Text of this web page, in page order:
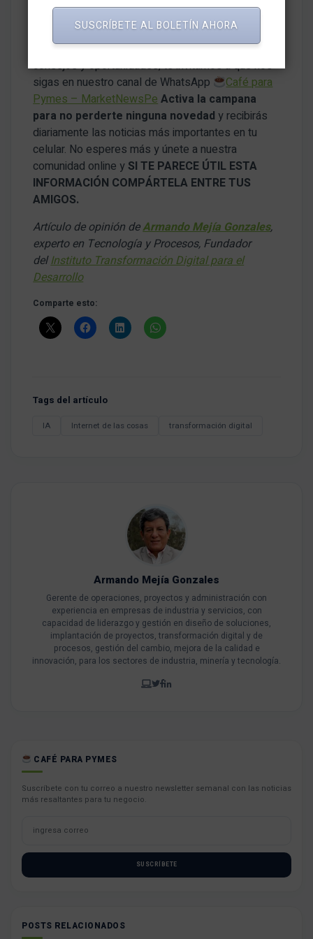
Únete a nuestro Grupo de WhatsApp
Si te gusta el contenido deMARKETNEWS.PE
quieres estar al día de las últimas novedades,
consejos y oportunidades, te invitamos a que nos
sigas en nuestro canal de WhatsApp
Café para
Pymes – MarketNewsPeActiva la campana
para no perderte ninguna novedad y recibirás
diariamente las noticias más importantes en tu
celular. No esperes más y únete a nuestra
comunidad online y SI TE PARECE ÚTIL ESTA
INFORMACIÓN COMPÁRTELA ENTRE TUS
AMIGOS.
Artículo de opinión deArmando Mejía Gonzales,
experto en Tecnología y Procesos, Fundador
delInstituto Transformación Digital para el
Desarrollo
Comparte esto:
Tags del artículo
IA Internet de las cosas transformación digital
Armando Mejía Gonzales
Gerente de operaciones, proyectos y administración con
experiencia en empresas de industria y servicios, con
capacidad de liderazgo y gestión en diseño de soluciones,
implantación de proyectos, transformación digital y de
procesos, gestión del cambio, mejora de la calidad e
innovación, para los sectores de industria, minería y tecnología.
CAFÉ PARA PYMES
Suscríbete con tu correo a nuestro newsletter semanal con las noticias
más resaltantes para tu negocio.
SUSCRÍBETE
POSTS RELACIONADOS
SUSCRÍBETE AL BOLETÍN AHORA